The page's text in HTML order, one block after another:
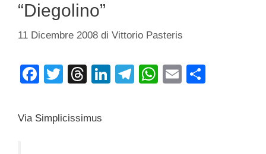
“Diegolino”
11 Dicembre 2008 di Vittorio Pasteris
F
c
T
tt
T
e
Li
T
W E
Via Simplicissimus